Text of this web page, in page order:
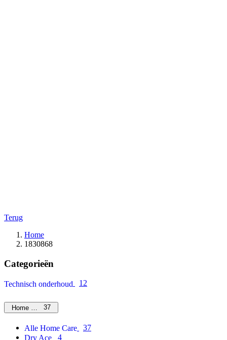
Terug
Home
1830868
Categorieën
Technisch onderhoud 12
Home Care37
Alle Home Care
37
Dry Ace
4